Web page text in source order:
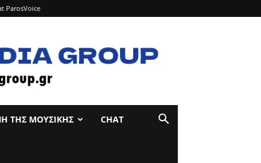
ParosVoice
ΤΉΣ ΜΟΥΣΙΚΉΣ CHAT